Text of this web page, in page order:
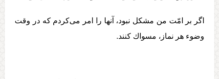
اگر بر امّت من مشكل نبود، آنها را امر می‏‌كردم كه در وقت
وضوء هر نماز، مسواك كنند.